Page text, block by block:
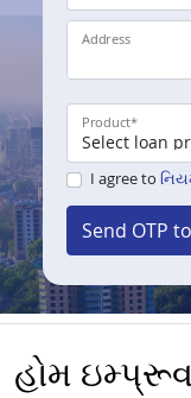
Address
Product*
I agree to
Send OTP
હોમ